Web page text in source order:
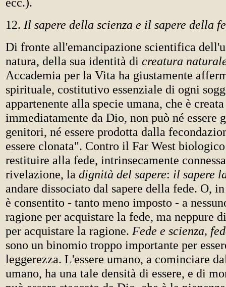
12. Il sapere della scienza e il sapere della
Di fronte all'emancipazione scientifica
natura, della sua identità di creatura
Accademia per la Vita ha giustamente
spirituale, costitutivo essenziale di ogni
appartenente alla specie umana, che è creata
immediatamente da Dio, non può né essere
genitori, né essere prodotta dalla
essere clonata". Contro il Far West
restituire alla fede, intrinsecamente
rivelazione, la dignità del sapere: il sapere
andare dissociato dal sapere della fede. O,
è consentito - tanto meno imposto - a
ragione per acquistare la fede, ma neppure
per acquistare la ragione. Fede e scienza,
sono un binomio troppo importante per
leggerezza. L'essere umano, a cominciare
umano, ha una tale densità di essere, e di